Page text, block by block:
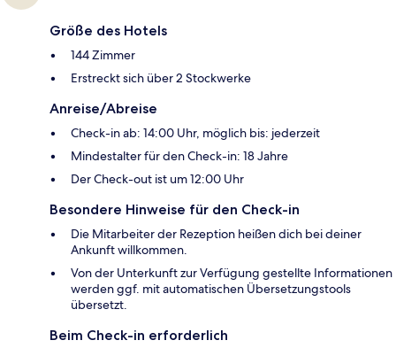
Größe des Hotels
144 Zimmer
Erstreckt sich über 2 Stockwerke
Anreise/Abreise
Check-in ab: 14:00 Uhr, möglich bis: jederzeit
Mindestalter für den Check-in: 18 Jahre
Der Check-out ist um 12:00 Uhr
Besondere Hinweise für den Check-in
Die Mitarbeiter der Rezeption heißen dich bei deiner
Ankunft willkommen.
Von der Unterkunft zur Verfügung gestellte Informationen
werden ggf. mit automatischen Übersetzungstools
übersetzt.
Beim Check-in erforderlich